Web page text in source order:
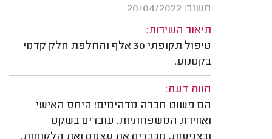
משוב: 20/04/2022
תיאור השירות:
טיפול תקופתי 30 אלף והחלפת חלק קדמי
בקטנוע.
חוות דעת:
הם פשוט חברה מדהימים! היחס האישי
ואווירת המשפחתיות. עובדים בשקט